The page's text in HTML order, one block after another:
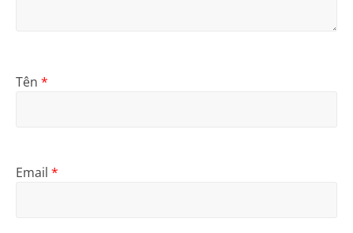
Tên *
Email *